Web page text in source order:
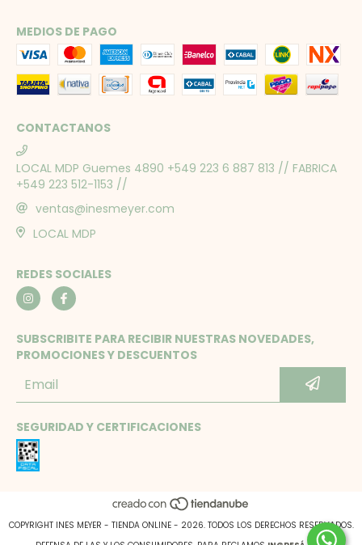
MEDIOS DE PAGO
CONTACTANOS
LOCAL MDP Guemes 4890 +549 223 6 887 813 // FABRICA
+549 223 512-1153 //
ventas@inesmeyer.com
LOCAL MDP
REDES SOCIALES
SUBSCRIBITE PARA RECIBIR NUESTRAS NOVEDADES,
PROMOCIONES Y DESCUENTOS
SEGURIDAD Y CERTIFICACIONES
COPYRIGHT INES MEYER - TIENDA ONLINE - 2026. TODOS LOS DERECHOS RESERVADOS.